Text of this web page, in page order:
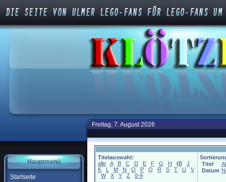
Hauptmenü
Startseite
Freitag, 7. August 2026
Titelauswahl:
alle
A B C D E F G H (I)
J
K
L M N O P Q R S T U
V
W
X Y Z 0-9
Titel
Datum